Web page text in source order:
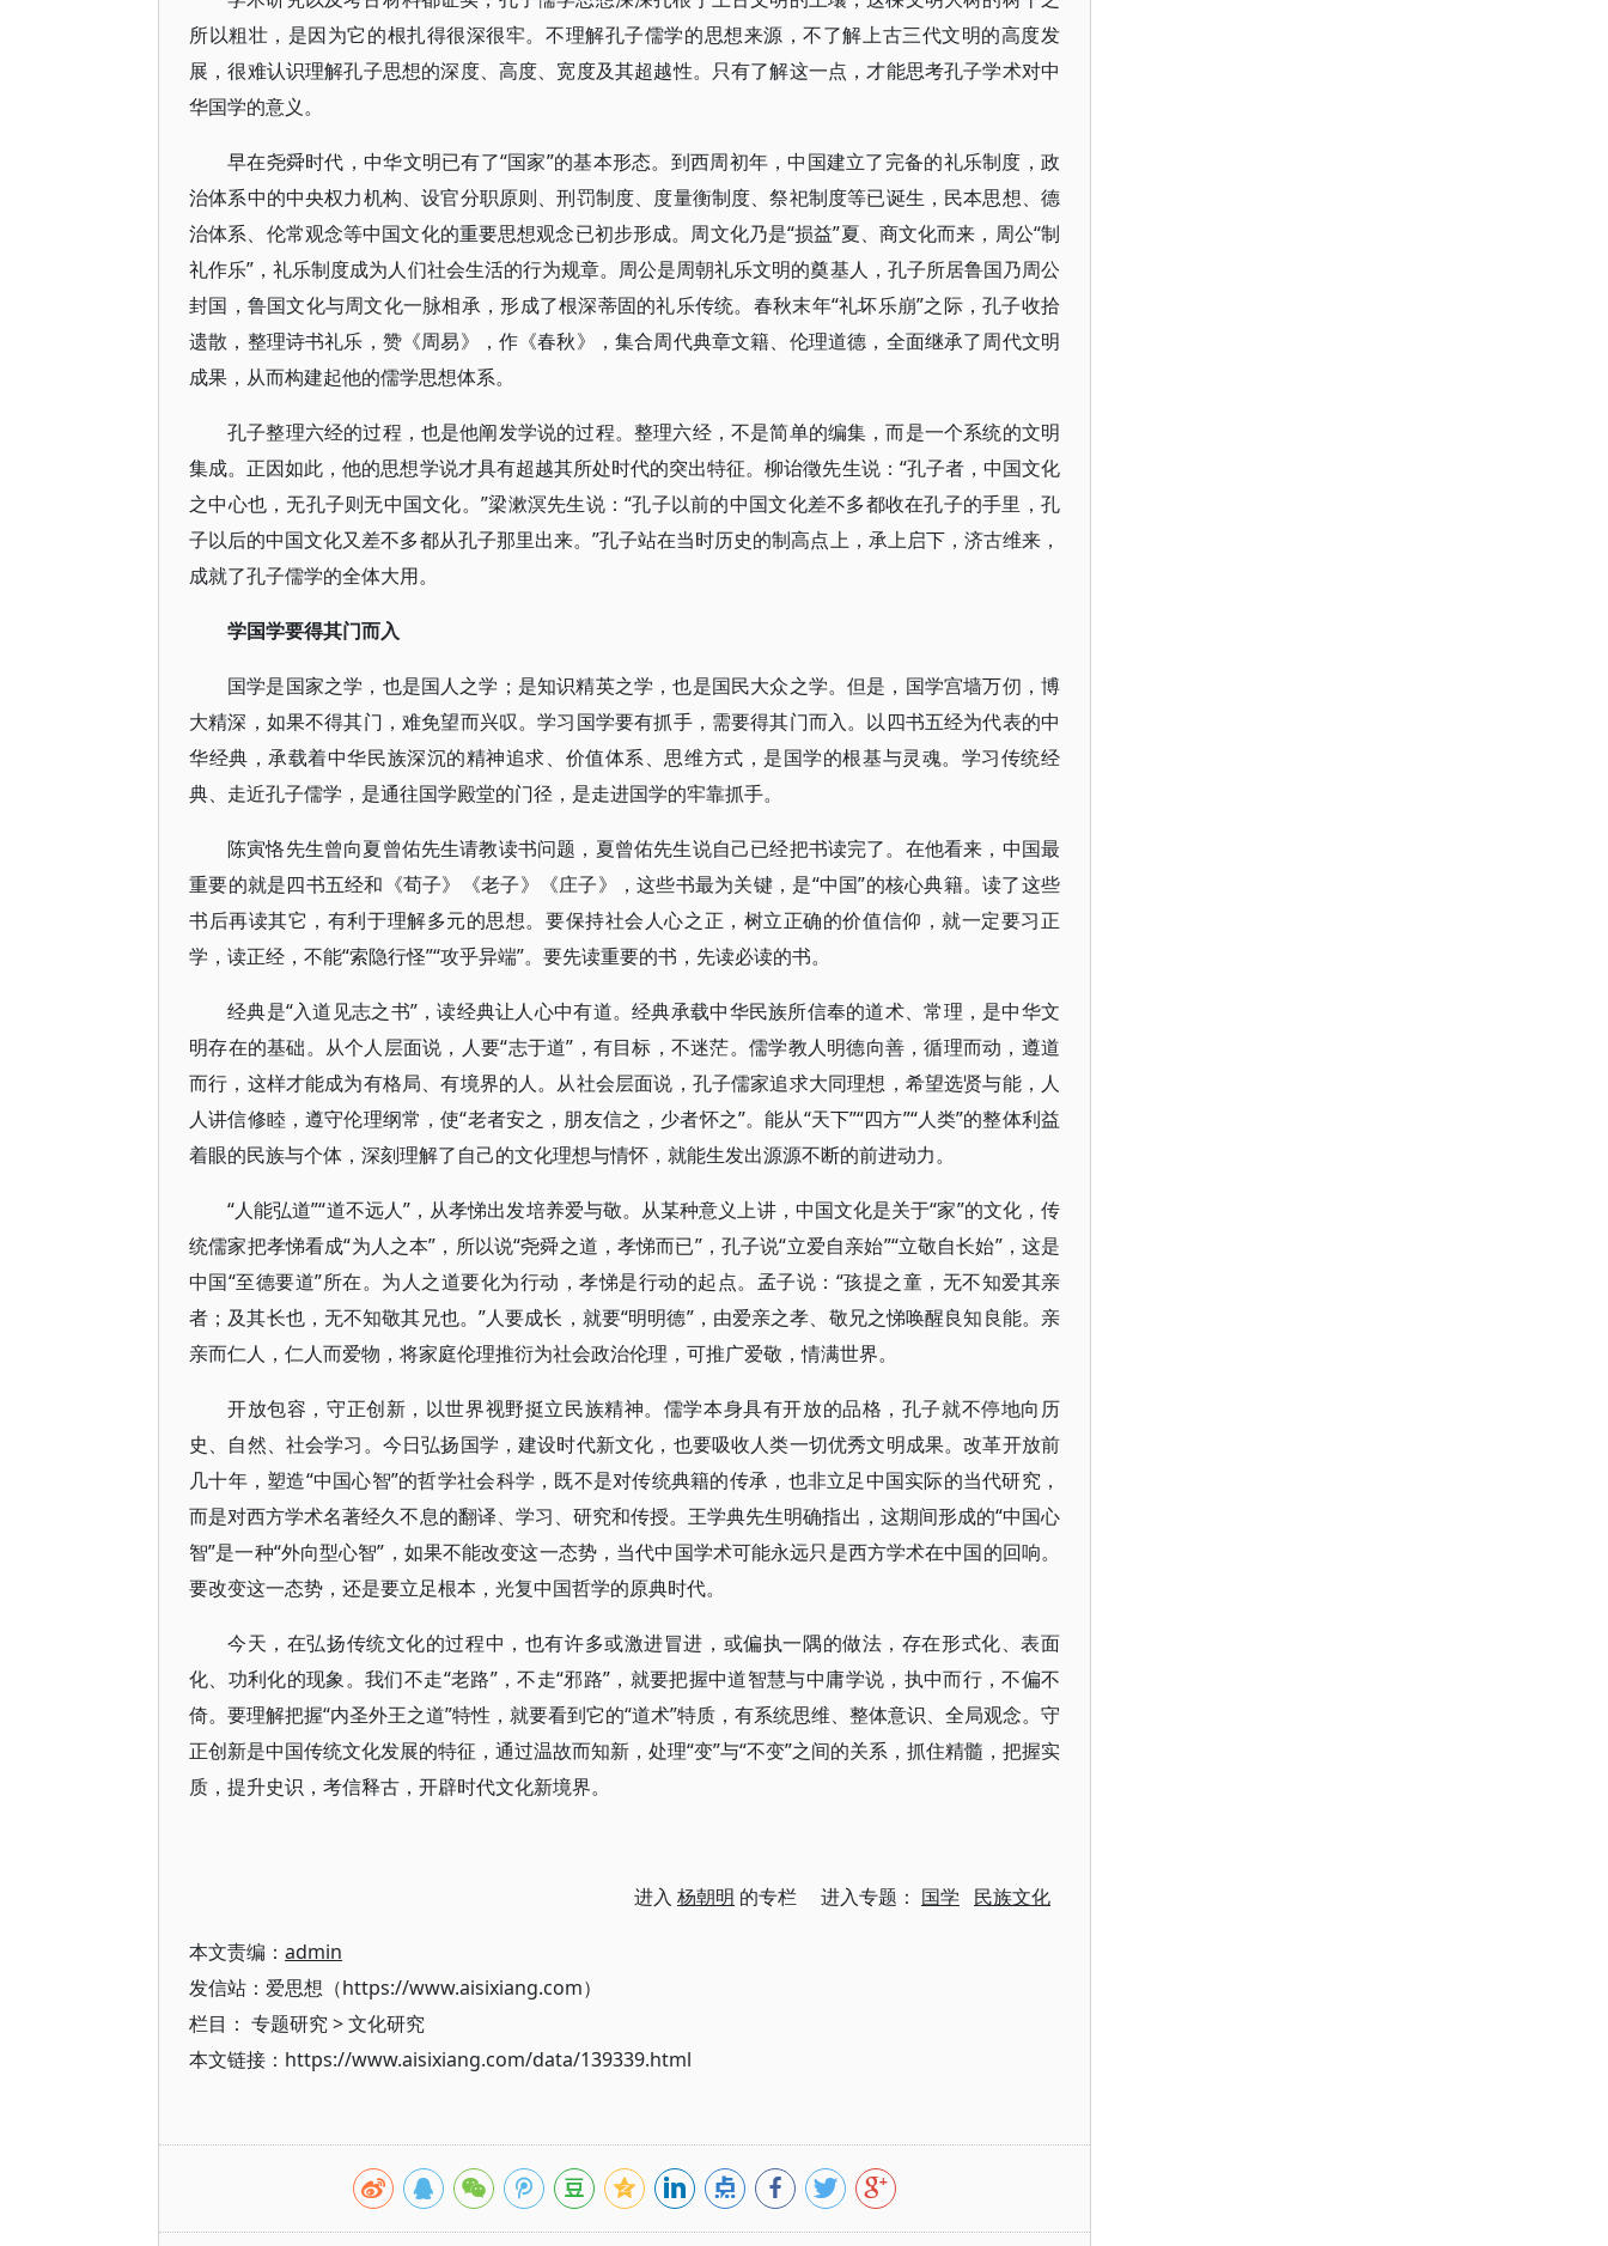
所以粗壮，是因为它的根扎得很深很牢。不理解孔子儒学的思想来源，不了解上古三代文明的高度发
展，很难认识理解孔子思想的深度、高度、宽度及其超越性。只有了解这一点，才能思考孔子学术对中
华国学的意义。
早在尧舜时代，中华文明已有了“国家”的基本形态。到西周初年，中国建立了完备的礼乐制度，政
治体系中的中央权力机构、设官分职原则、刑罚制度、度量衡制度、祭祀制度等已诞生，民本思想、德
治体系、伦常观念等中国文化的重要思想观念已初步形成。周文化乃是“损益”夏、商文化而来，周公“制
礼作乐”，礼乐制度成为人们社会生活的行为规章。周公是周朝礼乐文明的奠基人，孔子所居鲁国乃周公
封国，鲁国文化与周文化一脉相承，形成了根深蒂固的礼乐传统。春秋末年“礼坏乐崩”之际，孔子收拾
遗散，整理诗书礼乐，赞《周易》，作《春秋》，集合周代典章文籍、伦理道德，全面继承了周代文明
成果，从而构建起他的儒学思想体系。
孔子整理六经的过程，也是他阐发学说的过程。整理六经，不是简单的编集，而是一个系统的文明
集成。正因如此，他的思想学说才具有超越其所处时代的突出特征。柳诒徵先生说：“孔子者，中国文化
之中心也，无孔子则无中国文化。”梁漱溟先生说：“孔子以前的中国文化差不多都收在孔子的手里，孔
子以后的中国文化又差不多都从孔子那里出来。”孔子站在当时历史的制高点上，承上启下，济古维来，
成就了孔子儒学的全体大用。
学国学要得其门而入
国学是国家之学，也是国人之学；是知识精英之学，也是国民大众之学。但是，国学宫墙万仞，博
大精深，如果不得其门，难免望而兴叹。学习国学要有抓手，需要得其门而入。以四书五经为代表的中
华经典，承载着中华民族深沉的精神追求、价值体系、思维方式，是国学的根基与灵魂。学习传统经
典、走近孔子儒学，是通往国学殿堂的门径，是走进国学的牢靠抓手。
陈寅恪先生曾向夏曾佑先生请教读书问题，夏曾佑先生说自己已经把书读完了。在他看来，中国最
重要的就是四书五经和《荀子》《老子》《庄子》，这些书最为关键，是“中国”的核心典籍。读了这些
书后再读其它，有利于理解多元的思想。要保持社会人心之正，树立正确的价值信仰，就一定要习正
学，读正经，不能“索隐行怪”“攻乎异端”。要先读重要的书，先读必读的书。
经典是“入道见志之书”，读经典让人心中有道。经典承载中华民族所信奉的道术、常理，是中华文
明存在的基础。从个人层面说，人要“志于道”，有目标，不迷茫。儒学教人明德向善，循理而动，遵道
而行，这样才能成为有格局、有境界的人。从社会层面说，孔子儒家追求大同理想，希望选贤与能，人
人讲信修睦，遵守伦理纲常，使“老者安之，朋友信之，少者怀之”。能从“天下”“四方”“人类”的整体利益
着眼的民族与个体，深刻理解了自己的文化理想与情怀，就能生发出源源不断的前进动力。
“人能弘道”“道不远人”，从孝悌出发培养爱与敬。从某种意义上讲，中国文化是关于“家”的文化，传
统儒家把孝悌看成“为人之本”，所以说“尧舜之道，孝悌而已”，孔子说“立爱自亲始”“立敬自长始”，这是
中国“至德要道”所在。为人之道要化为行动，孝悌是行动的起点。孟子说：“孩提之童，无不知爱其亲
者；及其长也，无不知敬其兄也。”人要成长，就要“明明德”，由爱亲之孝、敬兄之悌唤醒良知良能。亲
亲而仁人，仁人而爱物，将家庭伦理推衍为社会政治伦理，可推广爱敬，情满世界。
开放包容，守正创新，以世界视野挺立民族精神。儒学本身具有开放的品格，孔子就不停地向历
史、自然、社会学习。今日弘扬国学，建设时代新文化，也要吸收人类一切优秀文明成果。改革开放前
几十年，塑造“中国心智”的哲学社会科学，既不是对传统典籍的传承，也非立足中国实际的当代研究，
而是对西方学术名著经久不息的翻译、学习、研究和传授。王学典先生明确指出，这期间形成的“中国心
智”是一种“外向型心智”，如果不能改变这一态势，当代中国学术可能永远只是西方学术在中国的回响。
要改变这一态势，还是要立足根本，光复中国哲学的原典时代。
今天，在弘扬传统文化的过程中，也有许多或激进冒进，或偏执一隅的做法，存在形式化、表面
化、功利化的现象。我们不走“老路”，不走“邪路”，就要把握中道智慧与中庸学说，执中而行，不偏不
倚。要理解把握“内圣外王之道”特性，就要看到它的“道术”特质，有系统思维、整体意识、全局观念。守
正创新是中国传统文化发展的特征，通过温故而知新，处理“变”与“不变”之间的关系，抓住精髓，把握实
质，提升史识，考信释古，开辟时代文化新境界。
进入 杨朝明 的专栏 进入专题： 国学 民族文化
本文责编： admin
发信站：爱思想（https://www.aisixiang.com）
栏目： 专题研究>文化研究
本文链接：https://www.aisixiang.com/data/139339.html